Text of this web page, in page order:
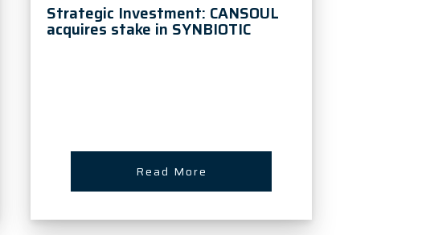
Strategic Investment: CANSOUL
acquires stake in SYNBIOTIC
Read More